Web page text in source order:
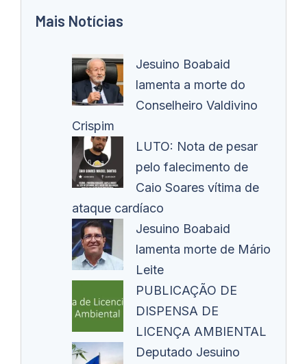
Mais Notícias
Jesuino Boabaid
lamenta a morte do
Conselheiro Valdivino
Crispim
LUTO: Nota de pesar
pelo falecimento de
Caio Soares vítima de
ataque cardíaco
Jesuino Boabaid
lamenta morte de Mário
Leite
PUBLICAÇÃO DE
DISPENSA DE
LICENÇA AMBIENTAL
Deputado Jesuino